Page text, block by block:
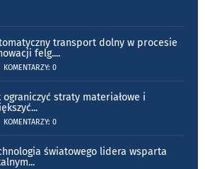
transport dolny w procesie
felg....
KOMENTARZY: 0
ograniczyć straty materiałowe i
...
KOMENTARZY: 0
światowego lidera wsparta
...